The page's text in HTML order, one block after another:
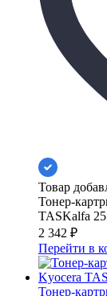
Товар
Тонер-
TASKalfa
2 342 ₽
Перейти в
Тонер-